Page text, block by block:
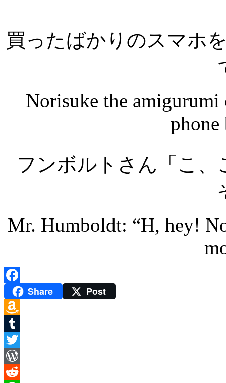
買ったばかりのスマホ
Norisuke the amigurumi
phone
フンボルトさん「こ
Mr. Humboldt: “H, hey!
FacebookShare Post
Amazon
Wish
List
Tumblr
Twitter
WordPress